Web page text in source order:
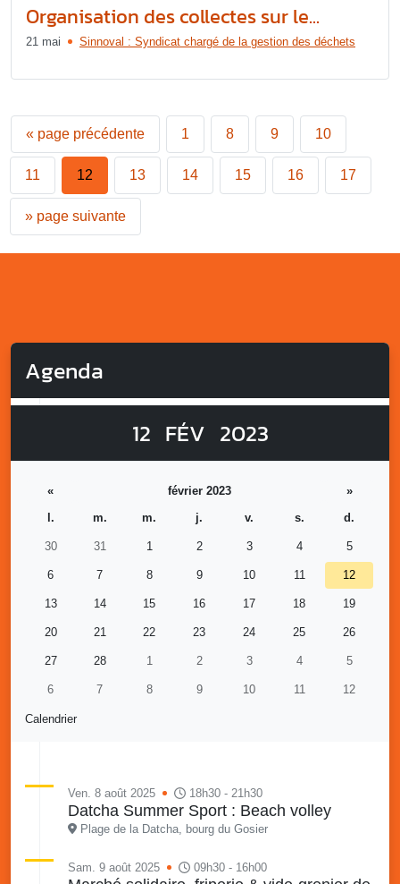
Organisation des collectes sur le...
21 mai Sinnoval : Syndicat chargé de la gestion des déchets
« page précédente 1 8 9 10
11 12 13 14 15 16 17
» page suivante
Agenda
12 FÉV 2023
Calendrier
« février 2023
»
l.
m. m. j. v. s. d.
30 31 1 2 3 4 5
6 7 8 9 10 11 12
13 14 15 16 17 18 19
20 21 22 23 24 25 26
27 28 1 2 3 4 5
6 7 8 9 10 11 12
Ven. 8 août 2025 18h30 - 21h30
Datcha Summer Sport : Beach volley
Plage de la Datcha, bourg du Gosier
Sam. 9 août 2025 09h30 - 16h00